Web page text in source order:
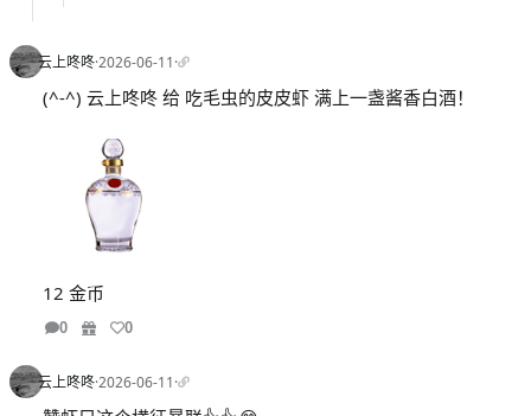
云上咚咚·2026-06-11·
(^-^) 云上咚咚 给 吃毛虫的皮皮虾 满上一盏酱香白酒！
12 金币
0 0
云上咚咚·2026-06-11·